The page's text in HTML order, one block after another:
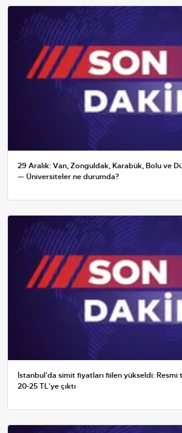
29 Aralık: Van, Zonguldak, Karabük, Bolu ve
— Üniversiteler ne durumda?
İstanbul'da simit fiyatları fiilen yükseldi: Resmi
20-25 TL'ye çıktı